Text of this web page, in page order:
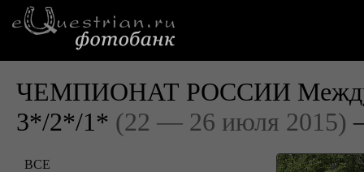
ЧЕМПИОНАТ РОССИИ
3*/2*/1* (22 — 26 июля 2015)
ВСЕ